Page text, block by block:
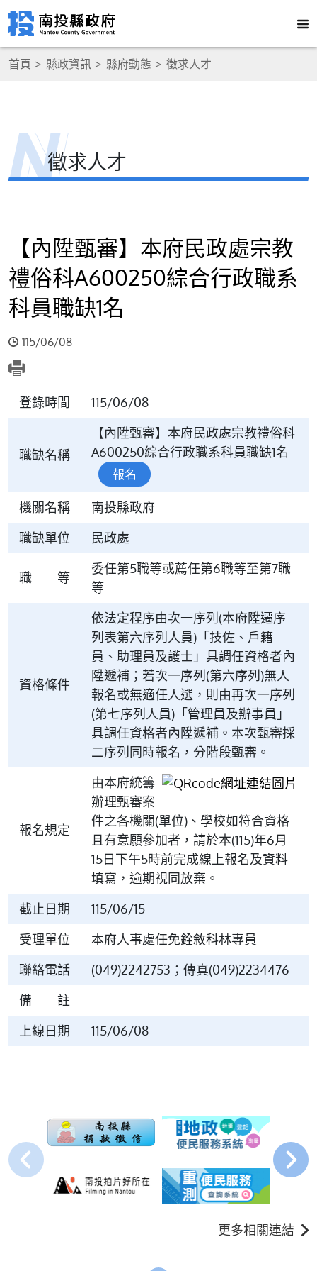
首頁 縣政資訊 縣府動態 徵求人才
徵求人才
【內陞甄審】本府民政處宗教
禮俗科A600250綜合行政職系
科員職缺1名
115/06/08
登錄時間 115/06/08
職缺名稱
【內陞甄審】本府民政處宗教禮俗科
A600250綜合行政職系科員職缺1名
報名
機關名稱
南投縣政府
職缺單位
民政處
職 等
委任第5職等或薦任第6職等至第7職
等
資格條件
依法定程序由次一序列(本府陞遷序
列表第六序列人員)「技佐、戶籍
員、助理員及護士」具調任資格者內
陞遞補；若次一序列(第六序列)無人
報名或無適任人選，則由再次一序列
(第七序列人員)「管理員及辦事員」
具調任資格者內陞遞補。本次甄審採
二序列同時報名，分階段甄審。
報名規定
由本府統籌
辦理甄審案
件之各機關(單位)、學校如符合資格
且有意願參加者，請於本(115)年6月
15日下午5時前完成線上報名及資料
填寫，逾期視同放棄。
截止日期
115/06/15
受理單位
本府人事處任免銓敘科林專員
聯絡電話
(049)2242753；傳真(049)2234476
備 註
上線日期
115/06/08
更多相關連結